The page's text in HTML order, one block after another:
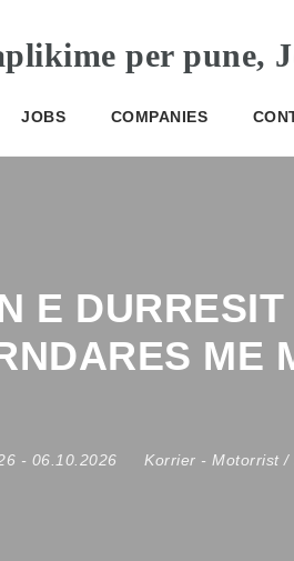
JOBS COMPANIES
E
ME
- 06.10.2026 Korrier - Motorrist /